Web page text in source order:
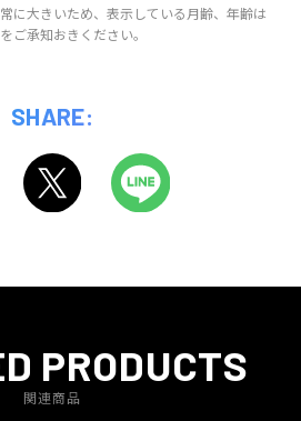
に大きいため、表示している月齢、年齢は
ご承知おきください。
SHARE:
PRODUCTS
関連商品